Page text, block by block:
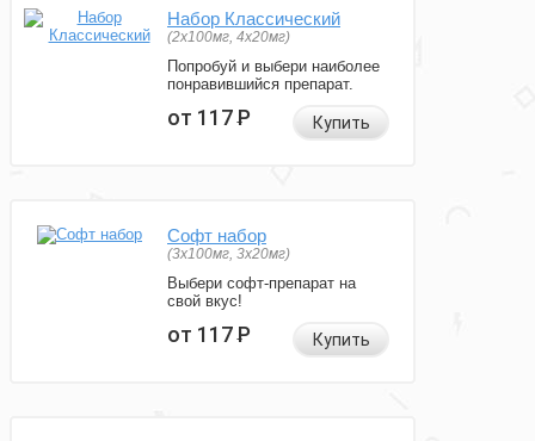
Набор Классический
(2x100мг, 4x20мг)
Попробуй и выбери наиболее
понравившийся препарат.
от 117Р Купить
Софт набор
(3x100мг, 3x20мг)
Выбери софт-препарат на
свой вкус!
от 117Р Купить